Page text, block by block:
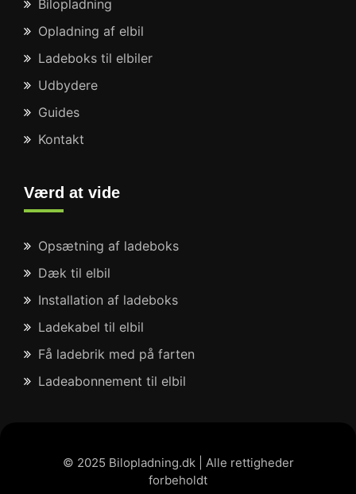
Bilopladning
Opladning af elbil
Ladeboks til elbiler
Udbydere
Guides
Kontakt
Værd at vide
Opsætning af ladeboks
Dæk til elbil
Installation af ladeboks
Ladekabel til elbil
Få ladebrik med på farten
Ladeabonnement til elbil
© 2025 Bilopladning.dk | Alle rettigheder
forbeholdt